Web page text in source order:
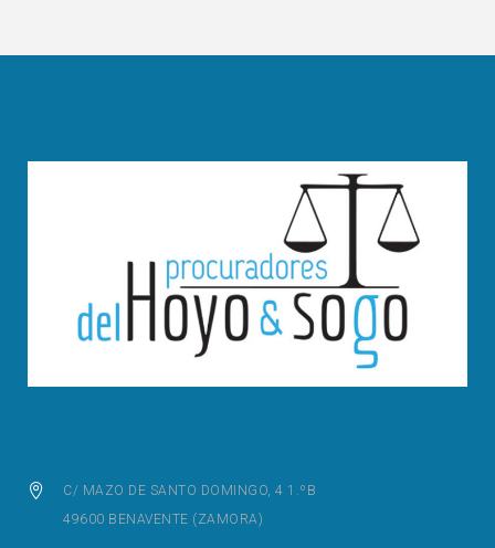
C/ MAZO DE SANTO DOMINGO, 4 1.ºB
49600 BENAVENTE (ZAMORA)